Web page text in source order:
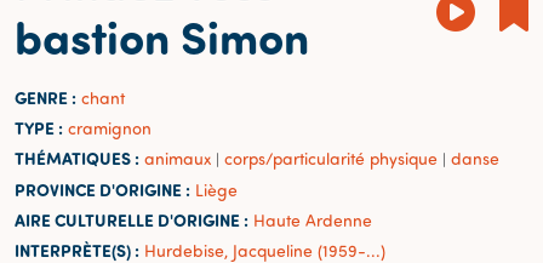
bastion Simon
GENRE : chant
TYPE : cramignon
THÉMATIQUES : animaux | corps/particularité physique | danse
PROVINCE D'ORIGINE : Liège
AIRE CULTURELLE D'ORIGINE : Haute Ardenne
INTERPRÈTE(S) : Hurdebise, Jacqueline (1959-...)